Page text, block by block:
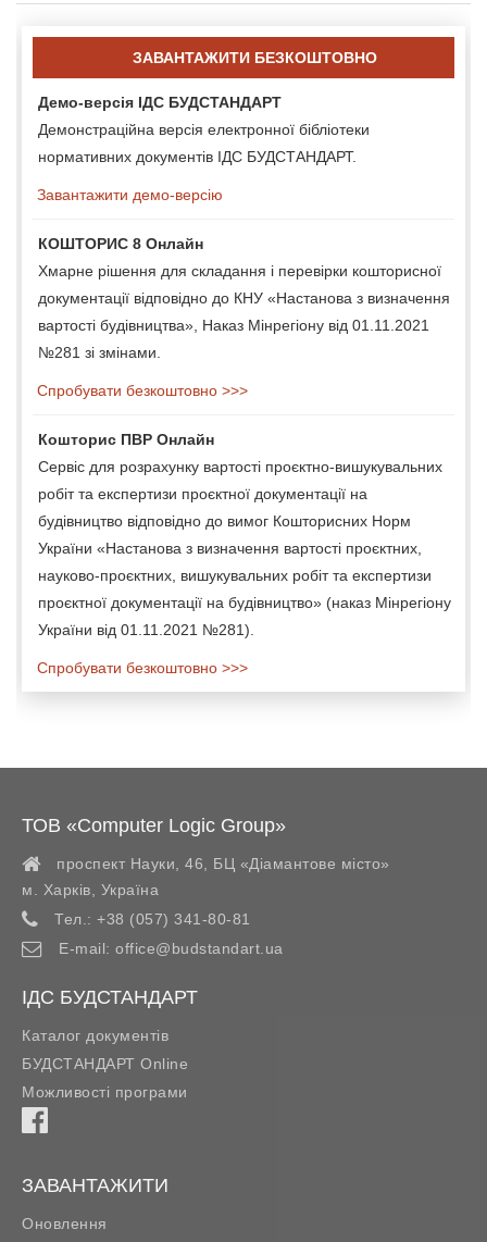
ЗАВАНТАЖИТИ БЕЗКОШТОВНО
Демо-версія ІДС БУДСТАНДАРТ
Демонстраційна версія електронної бібліотеки
нормативних документів ІДС БУДСТАНДАРТ.
Завантажити демо-версію
КОШТОРИС 8 Онлайн
Хмарне рішення для складання і перевірки кошторисної
документації відповідно до КНУ «Настанова з визначення
вартості будівництва», Наказ Мінрегіону від 01.11.2021
№281 зі змінами.
Спробувати безкоштовно >>>
Кошторис ПВР Онлайн
Сервіс для розрахунку вартості проєктно-вишукувальних
робіт та експертизи проєктної документації на
будівництво відповідно до вимог Кошторисних Норм
України «Настанова з визначення вартості проєктних,
науково-проєктних, вишукувальних робіт та експертизи
проєктної документації на будівництво» (наказ Мінрегіону
України від 01.11.2021 №281).
Спробувати безкоштовно >>>
ТОВ «Computer Logic Group»
проспект Науки, 46, БЦ «Діамантове місто»
м. Харків
Україна
Тел.: +38 (057) 341-80-81
E-mail: office@budstandart.ua
ІДС БУДСТАНДАРТ
Каталог документів
БУДСТАНДАРТ Online
Можливості програми
ЗАВАНТАЖИТИ
Оновлення